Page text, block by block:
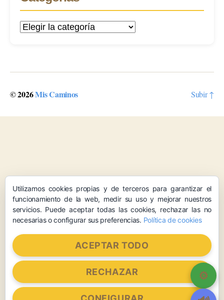
Categorías
© 2026Mis Caminos Subir↑
Utilizamos cookies propias y de terceros para garantizar el
funcionamiento de la web, medir su uso y mejorar nuestros
servicios. Puede aceptar todas las cookies, rechazar las no
necesarias o configurar sus preferencias. Política de cookies
ACEPTAR TODO
RECHAZAR